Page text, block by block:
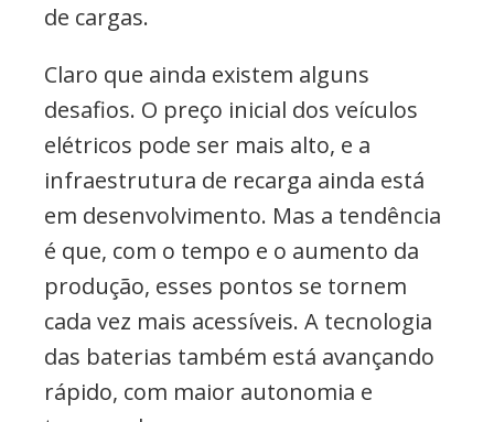
de cargas.
Claro que ainda existem alguns
desafios. O preço inicial dos veículos
elétricos pode ser mais alto, e a
infraestrutura de recarga ainda está
em desenvolvimento. Mas a tendência
é que, com o tempo e o aumento da
produção, esses pontos se tornem
cada vez mais acessíveis. A tecnologia
das baterias também está avançando
rápido, com maior autonomia e